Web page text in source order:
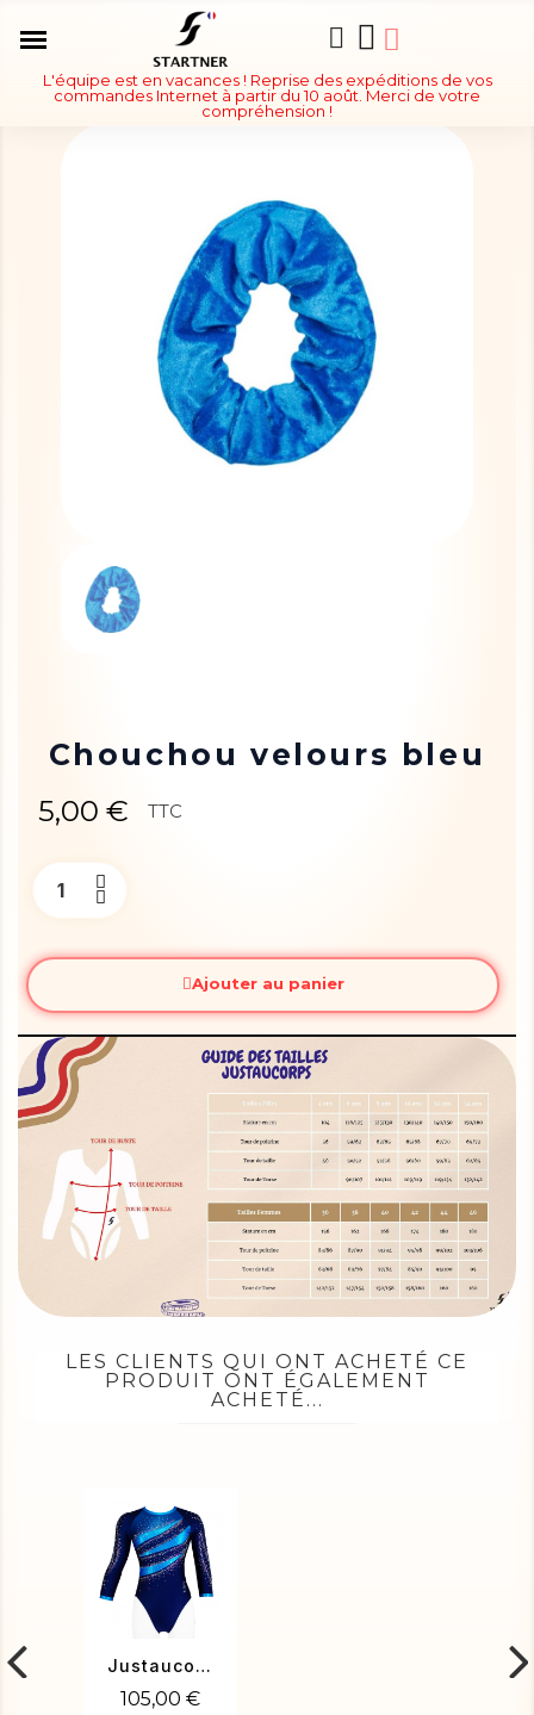
L'équipe est en vacances ! Reprise des expéditions de vos
commandes Internet à partir du 10 août. Merci de votre
compréhension !
Chouchou velours bleu
5,00 € TTC
Ajouter au panier
LES CLIENTS QUI ONT ACHETÉ CE
PRODUIT ONT ÉGALEMENT
ACHETÉ...
Justaucorps de gym Vita 01
105,00 €